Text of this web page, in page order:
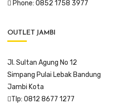
Phone: 0852 1758 3977
OUTLET JAMBI
Jl. Sultan Agung No 12
Simpang Pulai Lebak Bandung
Jambi Kota
Tlp: 0812 8677 1277